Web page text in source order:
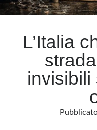
Archivio
Archivi
Categorie
L’Italia
invisibili